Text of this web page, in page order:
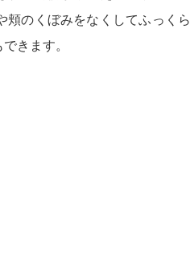
頬のくぼみをなくしてふっくら
きます。